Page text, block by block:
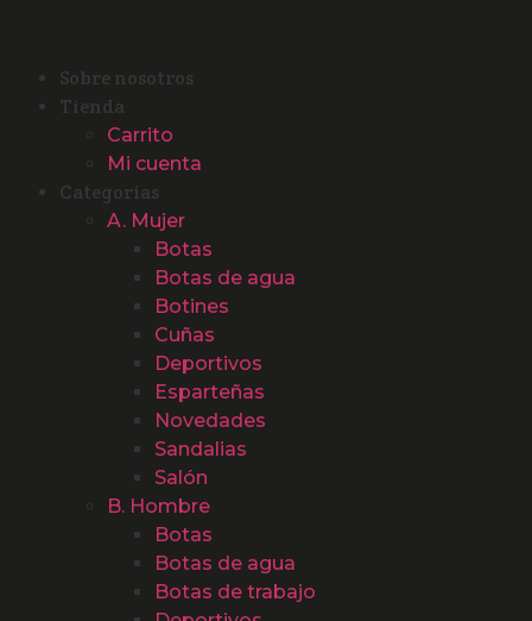
Sobre nosotros
Tienda
Carrito
Mi cuenta
Categorías
A. Mujer
Botas
Botas de agua
Botines
Cuñas
Deportivos
Esparteñas
Novedades
Sandalias
Salón
B. Hombre
Botas
Botas de agua
Botas de trabajo